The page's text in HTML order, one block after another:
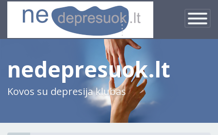
Įjungti
×
nedepresuok.lt
Kovos su depresija klubas